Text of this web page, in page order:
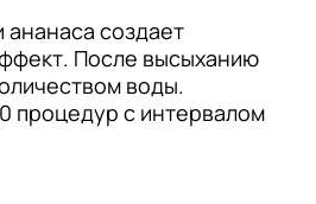
создает
После высыханию
воды.
процедур с интервалом